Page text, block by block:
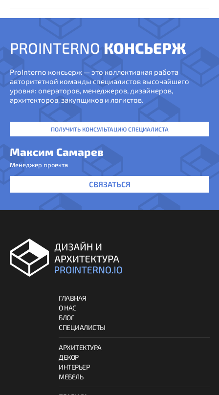
PROINTERNO КОНСЬЕРЖ
ProInterno консьерж — это коллективная работа
авторитетной команды специалистов высочайшего
уровня: операторов, менеджеров, дизайнеров,
архитекторов, закупщиков и логистов.
ПОЛУЧИТЬ КОНСУЛЬТАЦИЮ СПЕЦИАЛИСТА
Максим Самарев
Менеджер проекта
СВЯЗАТЬСЯ
ГЛАВНАЯ
О НАС
БЛОГ
СПЕЦИАЛИСТЫ
АРХИТЕКТУРА
ДЕКОР
ИНТЕРЬЕР
МЕБЕЛЬ